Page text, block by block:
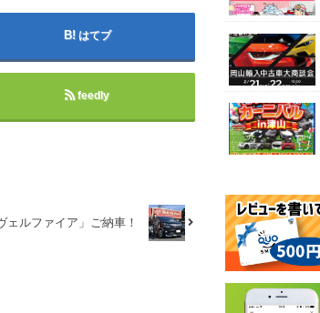
はてブ
feedly
ェルファイア」ご納車！